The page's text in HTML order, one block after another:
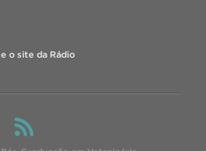
o site da Rádio